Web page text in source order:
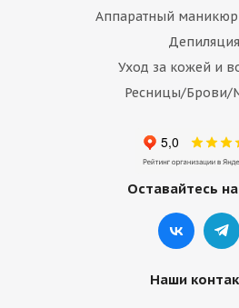
Аппаратный
Депиляция
Уход за кожей и
Ресницы/Брови/
Оставайтесь
Наши